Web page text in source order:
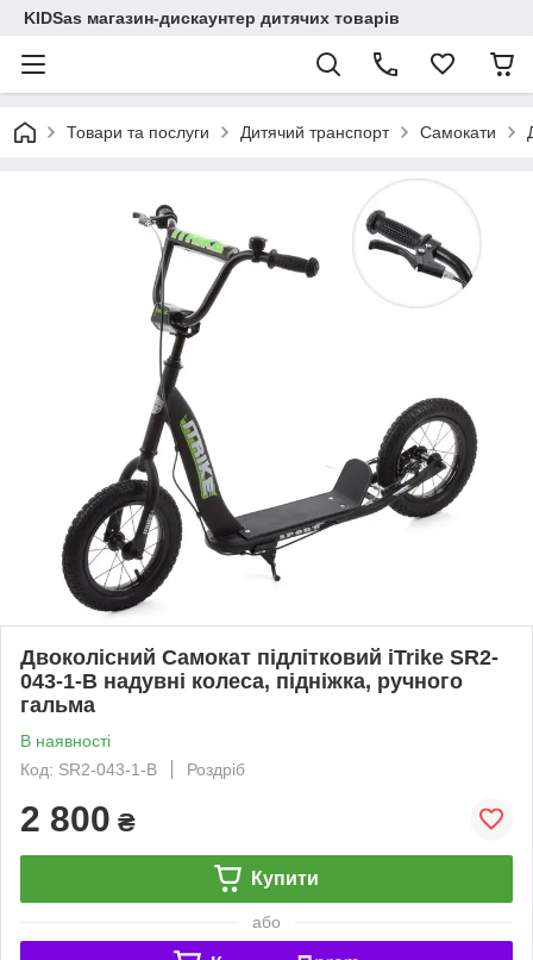
KIDSas магазин-дискаунтер дитячих товарів
Товари та послуги Дитячий транспорт Самокати
Двоколісний Самокат підлітковий iTrike SR2-
043-1-B надувні колеса, підніжка, ручного
гальма
В наявності
Код: SR2-043-1-B
Роздріб
2 800 ₴
Купити
або